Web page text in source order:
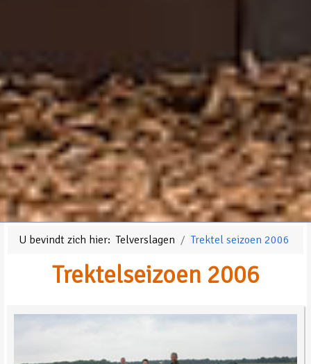
U bevindt zich hier:Telverslagen Trektel seizoen 2006
Trektelseizoen 2006